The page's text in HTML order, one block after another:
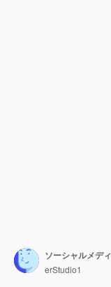
ソーシャルメデ
erStudio1